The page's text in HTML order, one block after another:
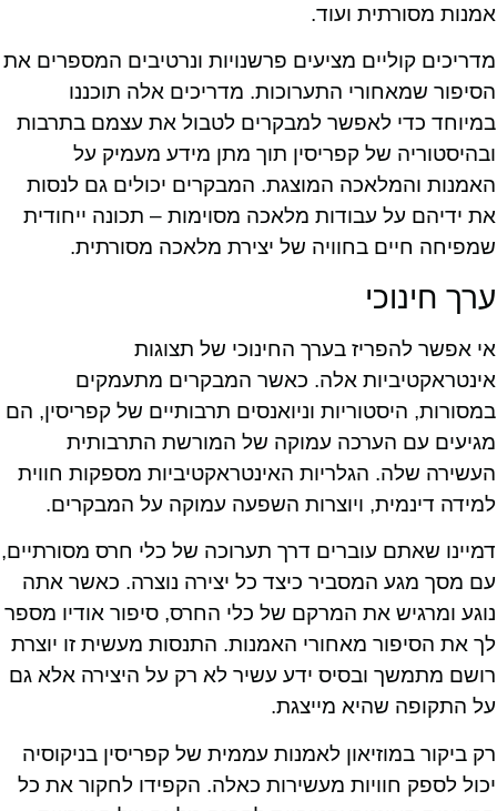
אמנות מסורתית ועוד.
מדריכים קוליים מציעים פרשנויות ונרטיבים המספרים את
הסיפור שמאחורי התערוכות. מדריכים אלה תוכננו
במיוחד כדי לאפשר למבקרים לטבול את עצמם בתרבות
ובהיסטוריה של קפריסין תוך מתן מידע מעמיק על
האמנות והמלאכה המוצגת. המבקרים יכולים גם לנסות
את ידיהם על עבודות מלאכה מסוימות – תכונה ייחודית
שמפיחה חיים בחוויה של יצירת מלאכה מסורתית.
ערך חינוכי
אי אפשר להפריז בערך החינוכי של תצוגות
אינטראקטיביות אלה. כאשר המבקרים מתעמקים
במסורות, היסטוריות וניואנסים תרבותיים של קפריסין, הם
מגיעים עם הערכה עמוקה של המורשת התרבותית
העשירה שלה. הגלריות האינטראקטיביות מספקות חווית
למידה דינמית, ויוצרות השפעה עמוקה על המבקרים.
דמיינו שאתם עוברים דרך תערוכה של כלי חרס מסורתיים,
עם מסך מגע המסביר כיצד כל יצירה נוצרה. כאשר אתה
נוגע ומרגיש את המרקם של כלי החרס, סיפור אודיו מספר
לך את הסיפור מאחורי האמנות. התנסות מעשית זו יוצרת
רושם מתמשך ובסיס ידע עשיר לא רק על היצירה אלא גם
על התקופה שהיא מייצגת.
רק ביקור במוזיאון לאמנות עממית של קפריסין בניקוסיה
יכול לספק חוויות מעשירות כאלה. הקפידו לחקור את כל